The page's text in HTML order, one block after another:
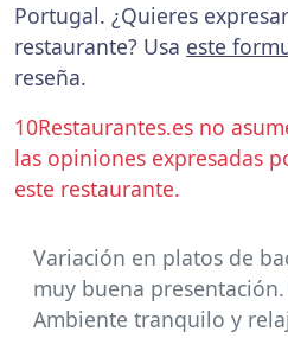
Portugal. ¿Quieres
restaurante? Usa este
reseña.
10Restaurantes.es no
las opiniones expresadas
este restaurante.
Variación en platos de
muy buena
Ambiente tranquilo y